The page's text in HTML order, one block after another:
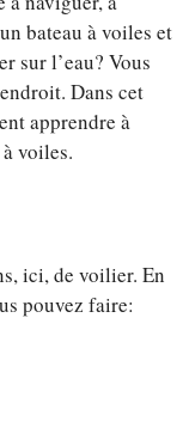
bateau à voiles et
sur l’eau? Vous
Dans cet
apprendre à
voiles.
ici, de voilier. En
pouvez faire: